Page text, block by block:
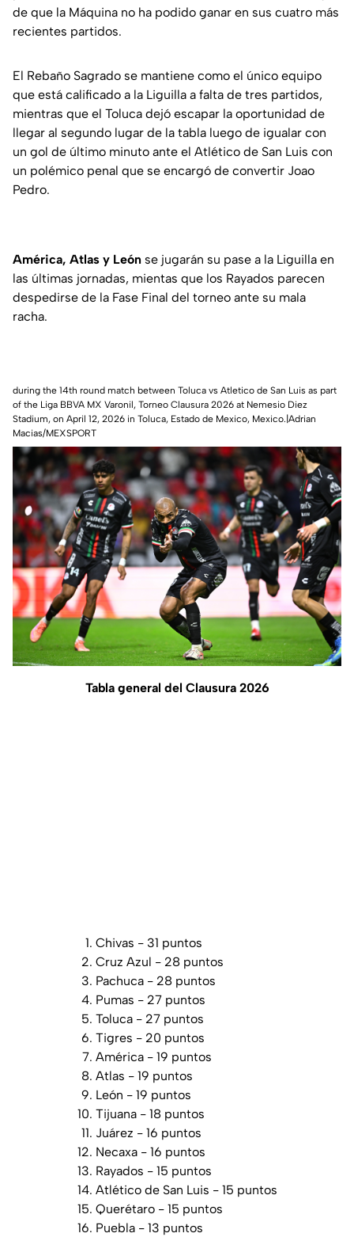
de que la Máquina no ha podido ganar en sus cuatro más
recientes partidos.
El Rebaño Sagrado se mantiene como el único equipo
que está calificado a la Liguilla a falta de tres partidos,
mientras que el Toluca dejó escapar la oportunidad de
llegar al segundo lugar de la tabla luego de igualar con
un gol de último minuto ante el Atlético de San Luis con
un polémico penal que se encargó de convertir Joao
Pedro.
América, Atlas y León se jugarán su pase a la Liguilla en
las últimas jornadas, mientas que los Rayados parecen
despedirse de la Fase Final del torneo ante su mala
racha.
during the 14th round match between Toluca vs Atletico de San Luis as part
of the Liga BBVA MX Varonil, Torneo Clausura 2026 at Nemesio Diez
Stadium, on April 12, 2026 in Toluca, Estado de Mexico, Mexico.|Adrian
Macias/MEXSPORT
Tabla general del Clausura 2026
Chivas - 31 puntos
Cruz Azul - 28 puntos
Pachuca - 28 puntos
Pumas - 27 puntos
Toluca - 27 puntos
Tigres - 20 puntos
América - 19 puntos
Atlas - 19 puntos
León - 19 puntos
Tijuana - 18 puntos
Juárez - 16 puntos
Necaxa - 16 puntos
Rayados - 15 puntos
Atlético de San Luis - 15 puntos
Querétaro - 15 puntos
Puebla - 13 puntos